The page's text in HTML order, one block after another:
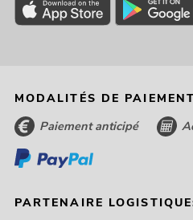
MODALITÉS DE
Paiement anticipé
PARTENAIRE